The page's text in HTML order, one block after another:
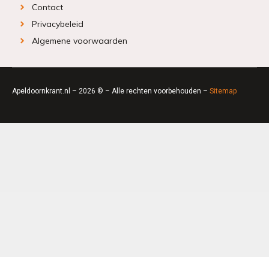
Contact
Privacybeleid
Algemene voorwaarden
Apeldoornkrant.nl – 2026 © – Alle rechten voorbehouden – Sitemap